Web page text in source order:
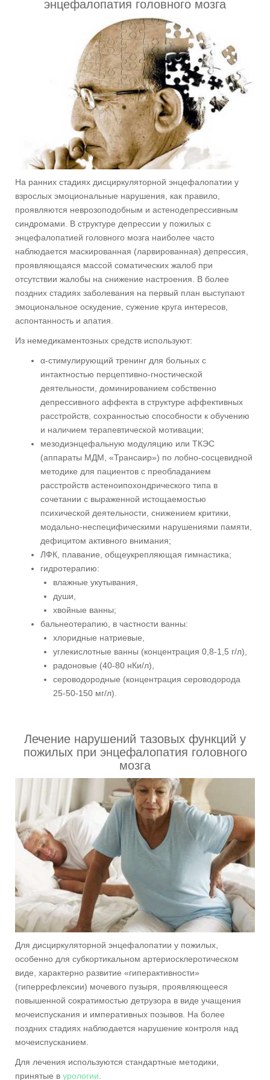
энцефалопатия головного мозга
На ранних стадиях дисциркуляторной энцефалопатии у
взрослых эмоциональные нарушения, как правило,
проявляются неврозоподобным и астенодепрессивным
синдромами. В структуре депрессии у пожилых с
энцефалопатией головного мозга наиболее часто
наблюдается маскированная (ларвированная) депрессия,
проявляющаяся массой соматических жалоб при
отсутствии жалобы на снижение настроения. В более
поздних стадиях заболевания на первый план выступают
эмоциональное оскудение, сужение круга интересов,
аспонтанность и апатия.
Из немедикаментозных средств используют:
α-стимулирующий тренинг для больных с
интактностью перцептивно-гностической
деятельности, доминированием собственно
депрессивного аффекта в структуре аффективных
расстройств, сохранностью способности к обучению
и наличием терапевтической мотивации;
мезодиэнцефальную модуляцию или ТКЭС
(аппараты МДМ, «Трансаир») по лобно-сосцевидной
методике для пациентов с преобладанием
расстройств астеноипохондрического типа в
сочетании с выраженной истощаемостью
психической деятельности, снижением критики,
модально-неспецифическими нарушениями памяти,
дефицитом активного внимания;
ЛФК, плавание, общеукрепляющая гимнастика;
гидротерапию:
влажные укутывания,
души,
хвойные ванны;
бальнеотерапию, в частности ванны:
хлоридные натриевые,
углекислотные ванны (концентрация 0,8-1,5 г/л),
радоновые (40-80 нКи/л),
сероводородные (концентрация сероводорода
25-50-150 мг/л).
Лечение нарушений тазовых функций у
пожилых при энцефалопатия головного
мозга
Для дисциркуляторной энцефалопатии у пожилых,
особенно для субкортикальном артериосклеротическом
виде, характерно развитие «гиперактивности»
(гиперрефлексии) мочевого пузыря, проявляющееся
повышенной сократимостью детрузора в виде учащения
мочеиспускания и императивных позывов. На более
поздних стадиях наблюдается нарушение контроля над
мочеиспусканием.
Для лечения используются стандартные методики,
принятые в урологии